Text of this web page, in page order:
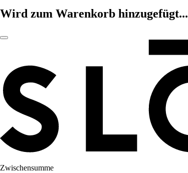
Wird zum Warenkorb hinzugefügt...
Zwischensumme